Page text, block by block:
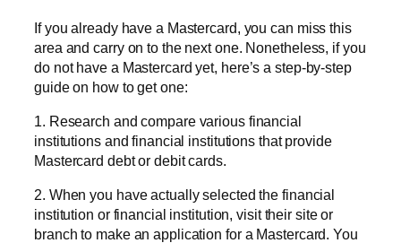
If you already have a Mastercard, you can miss this
area and carry on to the next one. Nonetheless, if you
do not have a Mastercard yet, here’s a step-by-step
guide on how to get one:
1. Research and compare various financial
institutions and financial institutions that provide
Mastercard debt or debit cards.
2. When you have actually selected the financial
institution or financial institution, visit their site or
branch to make an application for a Mastercard. You